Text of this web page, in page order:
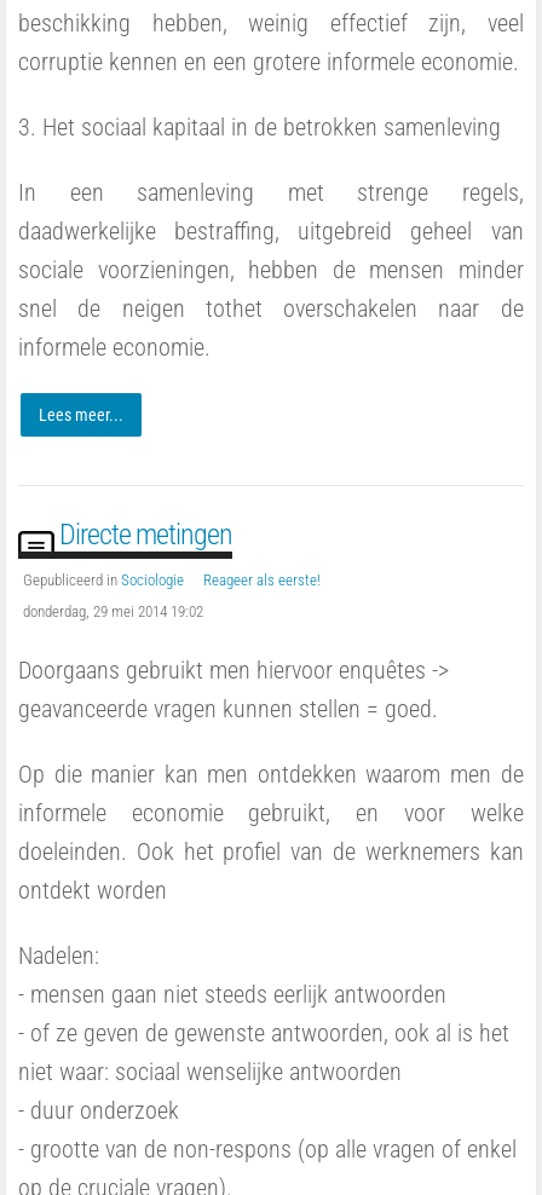
beschikking hebben, weinig effectief zijn, veel
corruptie kennen en een grotere informele economie.
3. Het sociaal kapitaal in de betrokken samenleving
In een samenleving met strenge regels,
daadwerkelijke bestraffing, uitgebreid geheel van
sociale voorzieningen, hebben de mensen minder
snel de neigen tothet overschakelen naar de
informele economie.
Lees meer...
Directe metingen
Gepubliceerd in Sociologie
Reageer als eerste!
donderdag, 29 mei 2014 19:02
Doorgaans gebruikt men hiervoor enquêtes ->
geavanceerde vragen kunnen stellen = goed.
Op die manier kan men ontdekken waarom men de
informele economie gebruikt, en voor welke
doeleinden. Ook het profiel van de werknemers kan
ontdekt worden
Nadelen:
- mensen gaan niet steeds eerlijk antwoorden
- of ze geven de gewenste antwoorden, ook al is het
niet waar: sociaal wenselijke antwoorden
- duur onderzoek
- grootte van de non-respons (op alle vragen of enkel
op de cruciale vragen).